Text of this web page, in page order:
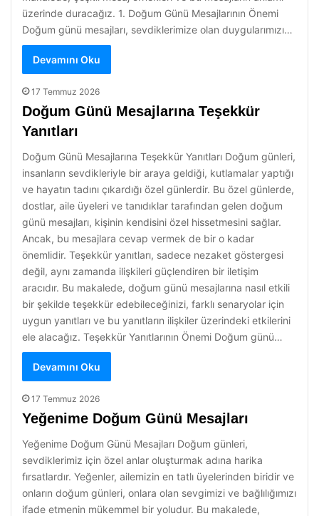
üzerinde duracağız. 1. Doğum Günü Mesajlarının Önemi
Doğum günü mesajları, sevdiklerimize olan duygularımızı…
Devamını Oku
17 Temmuz 2026
Doğum Günü Mesajlarına Teşekkür
Yanıtları
Doğum Günü Mesajlarına Teşekkür Yanıtları Doğum günleri,
insanların sevdikleriyle bir araya geldiği, kutlamalar yaptığı
ve hayatın tadını çıkardığı özel günlerdir. Bu özel günlerde,
dostlar, aile üyeleri ve tanıdıklar tarafından gelen doğum
günü mesajları, kişinin kendisini özel hissetmesini sağlar.
Ancak, bu mesajlara cevap vermek de bir o kadar
önemlidir. Teşekkür yanıtları, sadece nezaket göstergesi
değil, aynı zamanda ilişkileri güçlendiren bir iletişim
aracıdır. Bu makalede, doğum günü mesajlarına nasıl etkili
bir şekilde teşekkür edebileceğinizi, farklı senaryolar için
uygun yanıtları ve bu yanıtların ilişkiler üzerindeki etkilerini
ele alacağız. Teşekkür Yanıtlarının Önemi Doğum günü…
Devamını Oku
17 Temmuz 2026
Yeğenime Doğum Günü Mesajları
Yeğenime Doğum Günü Mesajları Doğum günleri,
sevdiklerimiz için özel anlar oluşturmak adına harika
fırsatlardır. Yeğenler, ailemizin en tatlı üyelerinden biridir ve
onların doğum günleri, onlara olan sevgimizi ve bağlılığımızı
ifade etmenin mükemmel bir yoludur. Bu makalede,